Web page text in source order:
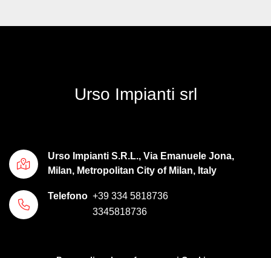
Urso Impianti srl
Urso Impianti S.R.L., Via Emanuele Jona,
Milan, Metropolitan City of Milan, Italy
Telefono +39 334 5818736
3345818736